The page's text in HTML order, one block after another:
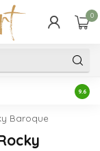
0
9.6
Baroque